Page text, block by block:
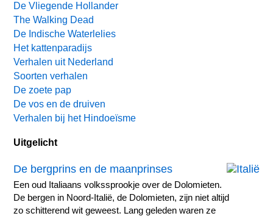
De Vliegende Hollander
The Walking Dead
De Indische Waterlelies
Het kattenparadijs
Verhalen uit Nederland
Soorten verhalen
De zoete pap
De vos en de druiven
Verhalen bij het Hindoeïsme
Uitgelicht
De bergprins en de maanprinses
Een oud Italiaans volkssprookje over de Dolomieten.
De bergen in Noord-Italië, de Dolomieten, zijn niet altijd
zo schitterend wit geweest. Lang geleden waren ze